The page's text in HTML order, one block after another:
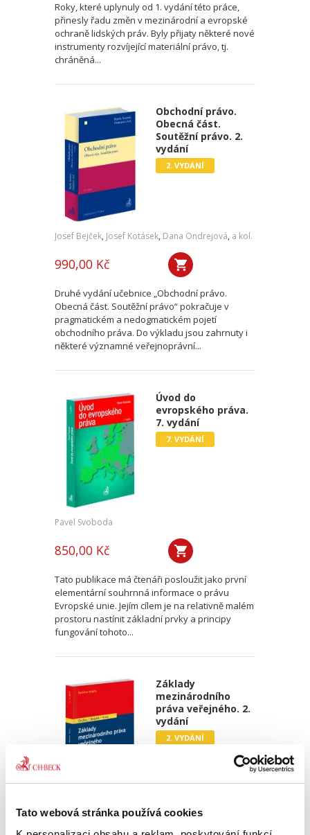
Tato webová stránka používá cookies
Roky, které uplynuly od 1. vydání této práce,
přinesly řadu změn v mezinárodní a evropské
ochraně lidských práv. Byly přijaty některé nové
instrumenty rozvíjející materiální právo, tj.
chráněná...
Obchodní právo.
Obecná část.
Soutěžní právo. 2.
vydání
2. VYDÁNÍ
Josef Bejček, Josef Kotásek, Dana Ondrejová, a kol.
990,00 Kč
Druhé vydání učebnice „Obchodní právo.
Obecná část. Soutěžní právo“ pokračuje v
pragmatickém a nedogmatickém pojetí
obchodního práva. Do výkladu jsou zahrnuty i
některé významné veřejnoprávní...
Úvod do
evropského práva.
7. vydání
7. VYDÁNÍ
Pavel Svoboda
850,00 Kč
Tato publikace má čtenáři posloužit jako první
elementární souhrnná informace o právu
Evropské unie. Jejím cílem je na relativně malém
prostoru nastínit základní prvky a principy
fungování tohoto...
Základy
mezinárodního
práva veřejného. 2.
vydání
2. VYDÁNÍ
Jan Ondřej,Josef Mrázek,Oto Kunz